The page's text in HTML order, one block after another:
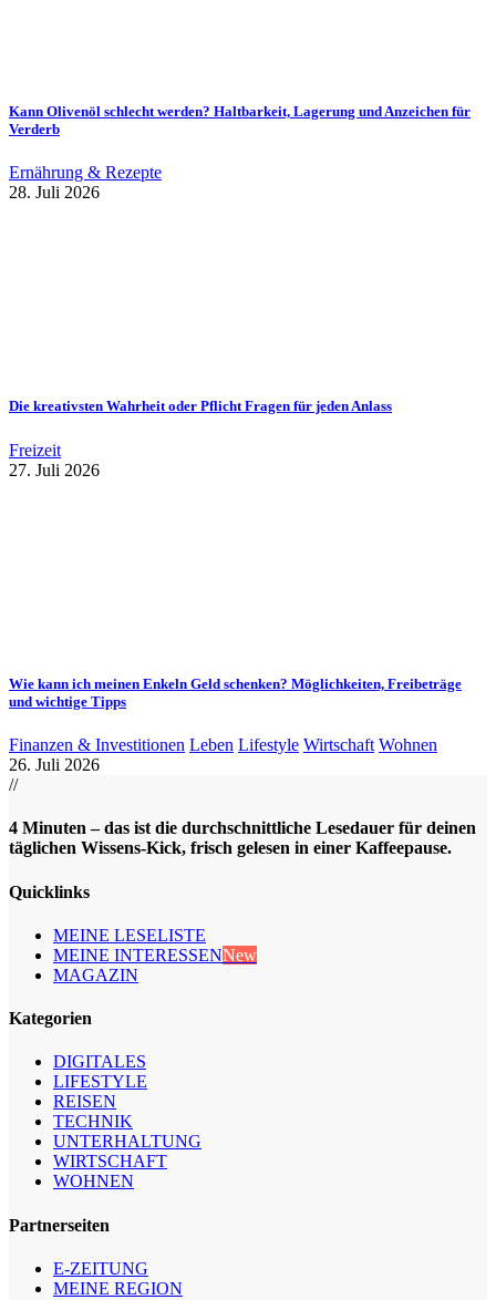
Kann Olivenöl schlecht werden? Haltbarkeit, Lagerung und Anzeichen für
Verderb
Ernährung & Rezepte
28. Juli 2026
Die kreativsten Wahrheit oder Pflicht Fragen für jeden Anlass
Freizeit
27. Juli 2026
Wie kann ich meinen Enkeln Geld schenken? Möglichkeiten, Freibeträge
und wichtige Tipps
Finanzen & Investitionen Leben Lifestyle Wirtschaft Wohnen
26. Juli 2026
//
4 Minuten – das ist die durchschnittliche Lesedauer für deinen
täglichen Wissens-Kick, frisch gelesen in einer Kaffeepause.
Quicklinks
MEINE LESELISTE
MEINE INTERESSENNew
MAGAZIN
Kategorien
DIGITALES
LIFESTYLE
REISEN
TECHNIK
UNTERHALTUNG
WIRTSCHAFT
WOHNEN
Partnerseiten
E-ZEITUNG
MEINE REGION